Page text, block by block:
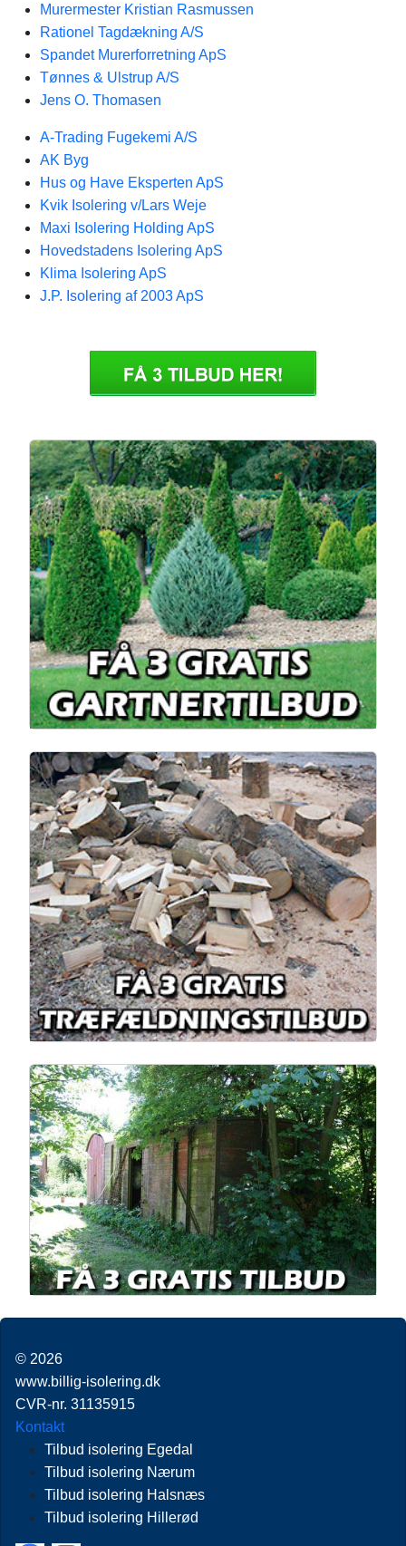
Murermester Kristian Rasmussen
Rationel Tagdækning A/S
Spandet Murerforretning ApS
Tønnes & Ulstrup A/S
Jens O. Thomasen
A-Trading Fugekemi A/S
AK Byg
Hus og Have Eksperten ApS
Kvik Isolering v/Lars Weje
Maxi Isolering Holding ApS
Hovedstadens Isolering ApS
Klima Isolering ApS
J.P. Isolering af 2003 ApS
© 2026
www.billig-isolering.dk
CVR-nr. 31135915
Kontakt
Tilbud isolering Egedal
Tilbud isolering Nærum
Tilbud isolering Halsnæs
Tilbud isolering Hillerød